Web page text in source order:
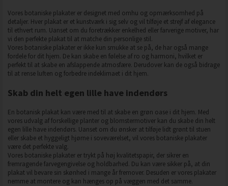
Vores botaniske plakater er designet med omhu og opmærksomhed på
detaljer. Hver plakat er et kunstværk i sig selv og vil tilføje et strejf af elegance
til ethvert rum. Uanset om du foretrækker enkelhed eller farverige motiver, har
vi den perfekte plakat til at matche din personlige stil.
Vores botaniske plakater er ikke kun smukke at se på, de har også mange
fordele for dit hjem. De kan skabe en følelse af ro og harmoni, hvilket er
perfekt til at skabe en afslappende atmosfære. Derudover kan de også bidrage
til at rense luften og forbedre indeklimaet i dit hjem.
Skab din helt egen lille have indendørs
En botanisk plakat kan være med til at skabe en grøn oase i dit hjem. Med
vores udvalg af forskellige planter og blomstermotiver kan du skabe din helt
egen lille have indendørs. Uanset om du ønsker at tilføje lidt grønt til stuen
eller skabe et hyggeligt hjørne i soveværelset, vil vores botaniske plakater
være det perfekte valg.
Vores botaniske plakater er trykt på høj kvalitetspapir, der sikrer en
fremragende farvegengivelse og holdbarhed. Du kan være sikker på, at din
plakat vil bevare sin skønhed i mange år fremover. Desuden er vores plakater
nemme at montere og kan hænges op på væggen med det samme.